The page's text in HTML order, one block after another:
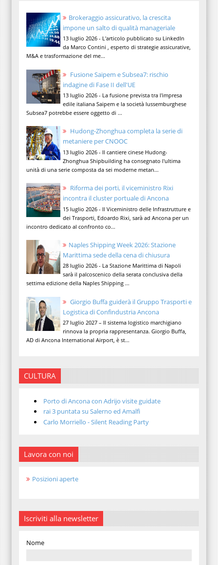
Brokeraggio assicurativo, la crescita
impone un salto di qualità manageriale
13 luglio 2026 - L'articolo pubblicato su LinkedIn
da Marco Contini , esperto di strategie assicurative,
M&A e trasformazione del me...
Fusione Saipem e Subsea7: rischio
indagine di Fase II dell'UE
13 luglio 2026 - La fusione prevista tra l'impresa
edile italiana Saipem e la società lussemburghese
Subsea7 potrebbe essere oggetto di ...
Hudong-Zhonghua completa la serie di
metaniere per CNOOC
13 luglio 2026 - Il cantiere cinese Hudong-
Zhonghua Shipbuilding ha consegnato l'ultima
unità di una serie composta da sei moderne metan...
Riforma dei porti, il viceministro Rixi
incontra il cluster portuale di Ancona
15 luglio 2026 - Il Viceministro delle Infrastrutture e
dei Trasporti, Edoardo Rixi, sarà ad Ancona per un
incontro dedicato al confronto co...
Naples Shipping Week 2026: Stazione
Marittima sede della cena di chiusura
28 luglio 2026 - La Stazione Marittima di Napoli
sarà il palcoscenico della serata conclusiva della
settima edizione della Naples Shipping ...
Giorgio Buffa guiderà il Gruppo Trasporti e
Logistica di Confindustria Ancona
27 luglio 2027 – Il sistema logistico marchigiano
rinnova la propria rappresentanza. Giorgio Buffa,
AD di Ancona International Airport, è st...
CULTURA
Porto di Ancona con Adrijo visite guidate
rai 3 puntata su Salerno ed Amalfi
Carlo Morriello - Silent Reading Party
Lavora con noi
Posizioni aperte
Iscriviti alla newsletter
Nome